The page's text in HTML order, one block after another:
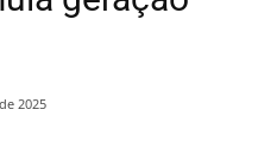
2025